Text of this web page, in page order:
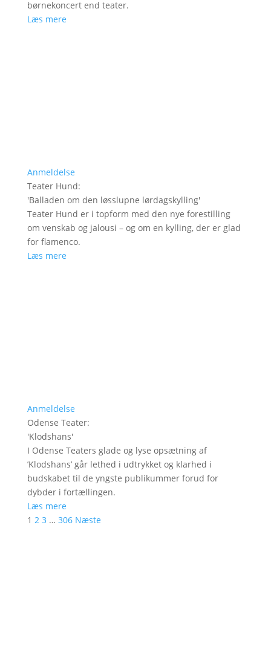
børnekoncert end teater.
Læs mere
Anmeldelse
Teater Hund:
'Balladen om den løsslupne lørdagskylling'
Teater Hund er i topform med den nye forestilling
om venskab og jalousi – og om en kylling, der er glad
for flamenco.
Læs mere
Anmeldelse
Odense Teater:
'Klodshans'
I Odense Teaters glade og lyse opsætning af
’Klodshans’ går lethed i udtrykket og klarhed i
budskabet til de yngste publikummer forud for
dybder i fortællingen.
Læs mere
1 2 3 … 306 Næste